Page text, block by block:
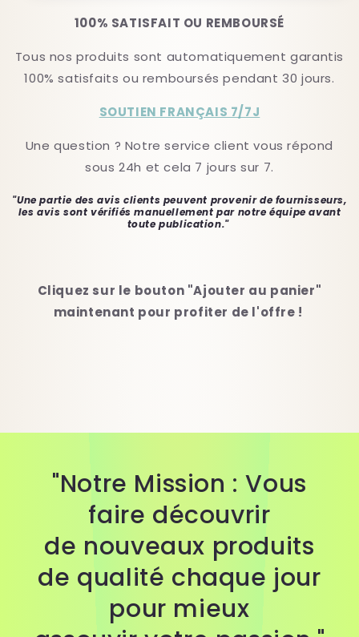
100% SATISFAIT OU REMBOURSÉ
Tous nos produits sont automatiquement garantis
100% satisfaits ou remboursés pendant 30 jours.
SOUTIEN FRANÇAIS 7/7J
Une question ? Notre service client vous répond
sous 24h et cela 7 jours sur 7.
"Une partie des avis clients peuvent provenir de fournisseurs,
les avis sont vérifiés manuellement par notre équipe avant
toute publication."
Cliquez sur le bouton "Ajouter au panier"
maintenant pour profiter de l'offre !
"Notre Mission : Vous
faire découvrir
de nouveaux produits
de qualité chaque jour
pour mieux